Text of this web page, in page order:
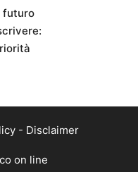
futuro
- Disclaimer
on line